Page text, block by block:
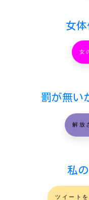
女
女
罰が無い
解放
私
ツイート